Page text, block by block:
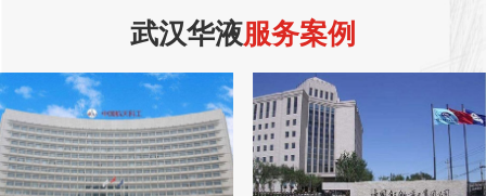
武汉华液服务案例